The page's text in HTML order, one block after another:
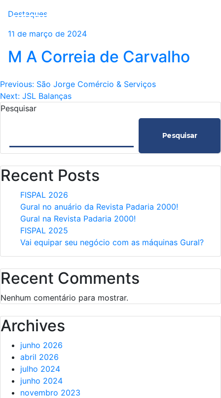
Destaques
11 de março de 2024
M A Correia de Carvalho
Navegação
de
Previous: São Jorge Comércio & Serviços
Next: JSL Balanças
Pesquisar
Pesquisar
Recent Posts
FISPAL 2026
Gural no anuário da Revista Padaria 2000!
Gural na Revista Padaria 2000!
FISPAL 2025
Vai equipar seu negócio com as máquinas Gural?
Recent Comments
Nenhum comentário para mostrar.
Archives
junho 2026
abril 2026
julho 2024
junho 2024
novembro 2023